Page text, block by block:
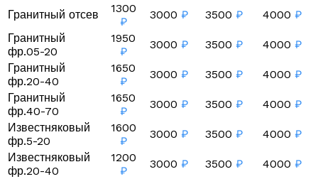
Гранитный отсев
1300
₽
3000 ₽ 3500 ₽ 4000 ₽
Гранитный
фр.05-20
1950
₽
3000 ₽ 3500 ₽ 4000 ₽
Гранитный
фр.20-40
1650
₽
3000 ₽ 3500 ₽ 4000 ₽
Гранитный
фр.40-70
1650
₽
3000 ₽ 3500 ₽ 4000 ₽
Известняковый
фр.5-20
1600
₽
3000 ₽ 3500 ₽ 4000 ₽
Известняковый
фр.20-40
1200
₽
3000 ₽ 3500 ₽ 4000 ₽